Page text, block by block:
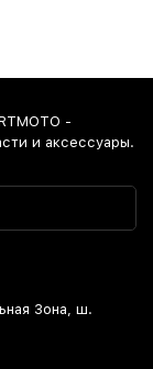
-
и аксессуары.
Зона, ш.